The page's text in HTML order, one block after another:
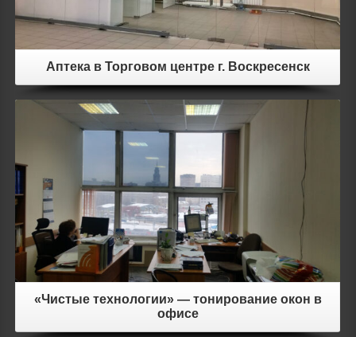
Аптека в Торговом центре г. Воскресенск
Details
«Чистые технологии» — тонирование окон в
офисе